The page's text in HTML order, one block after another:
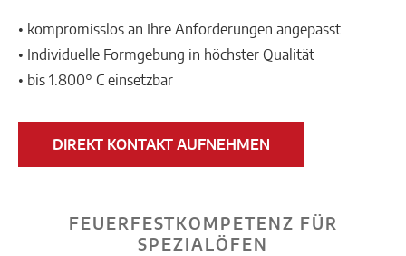
• kompromisslos an Ihre Anforderungen angepasst
• Individuelle Formgebung in höchster Qualität
• bis 1.800° C einsetzbar
DIREKT KONTAKT AUFNEHMEN
FEUERFESTKOMPETENZ FÜR
SPEZIALÖFEN